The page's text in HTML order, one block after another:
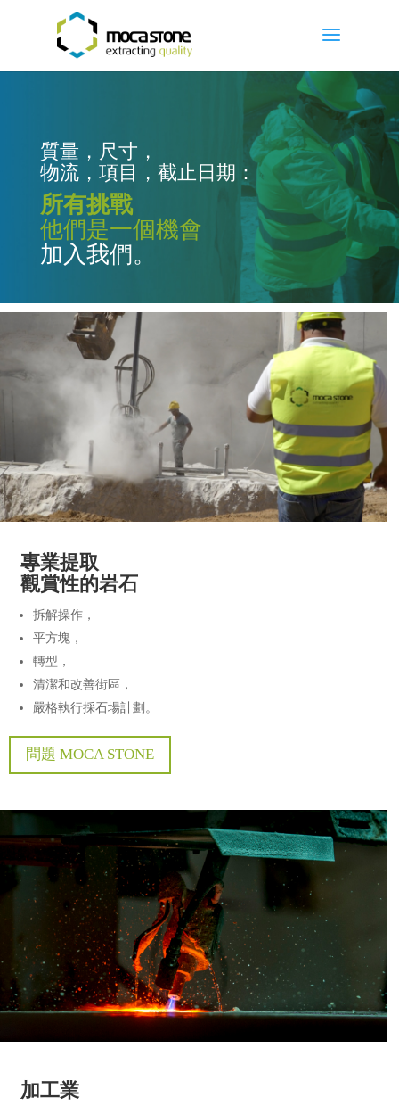
質量，尺寸，
物流，項目，截止日期：
所有挑戰
他們是一個機會
加入我們。
專業提取
觀賞性的岩石
拆解操作，
平方塊，
轉型，
清潔和改善街區，
嚴格執行採石場計劃。
問題 MOCA STONE
加工業